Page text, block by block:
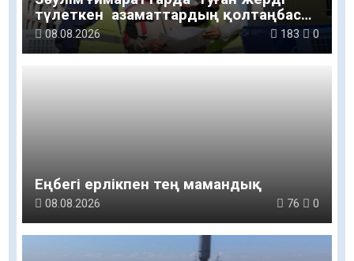
түлеткен азаматтардың қолтаңбасы
бар
08.08.2026 183 0
Еңбегі ерлікпен тең мамандық
08.08.2026 76 0